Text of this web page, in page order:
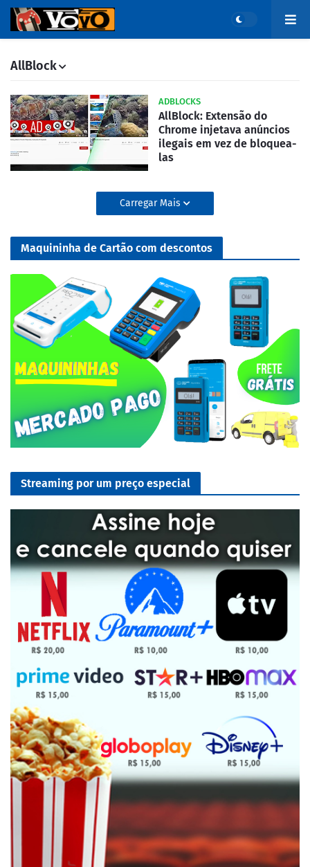
AllBlock
ADBLOCKS
AllBlock: Extensão do
Chrome injetava anúncios
ilegais em vez de bloquea-
las
Carregar Mais
Maquininha de Cartão com descontos
Streaming por um preço especial